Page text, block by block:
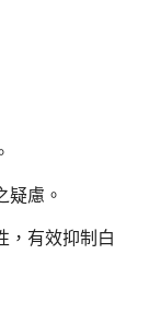
疑慮。
，有效抑制白